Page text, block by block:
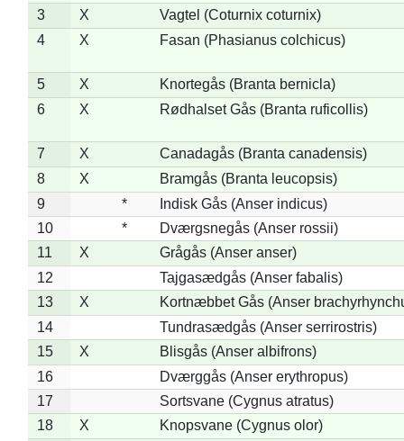
3 X
Vagtel (Coturnix coturnix)
4
X Fasan (Phasianus colchicus)
5 X
Knortegås (Branta bernicla)
6
X Rødhalset Gås (Branta ruficollis)
7 X
Canadagås (Branta canadensis)
8
X
Bramgås (Branta leucopsis)
9
*
Indisk Gås (Anser indicus)
10
*
Dværgsnegås (Anser rossii)
11
X
Grågås (Anser anser)
12
Tajgasædgås (Anser fabalis)
13
X
Kortnæbbet Gås (Anser
14
Tundrasædgås (Anser serrirostris)
15
X
Blisgås (Anser albifrons)
16
Dværggås (Anser erythropus)
17
Sortsvane (Cygnus atratus)
18
X
Knopsvane (Cygnus olor)